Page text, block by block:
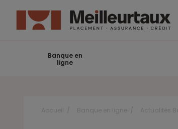
Banque en
ligne